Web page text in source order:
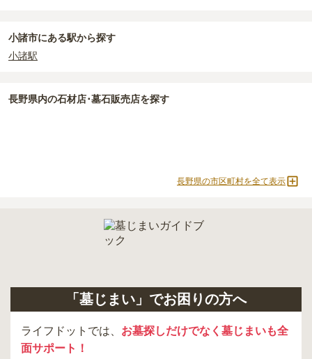
すお布施、会食などの費用がかかります。
年間管理費
：お墓の管理費。契約後、毎年発生するケースがあり
ます。
正確な費用は、区画や石材の選び方によって大きく変わるため、見
積もりを取るまで確定しません。
お墓を探すのがおすすめです。
小諸市にある駅から探す
小諸駅
長野県内の石材店･墓石販売店を探す
長野県の市区町村を全て表示
「墓じまい」でお困りの方へ
ライフドットでは、 お墓探しだけでなく墓じまいも全
面サポート！